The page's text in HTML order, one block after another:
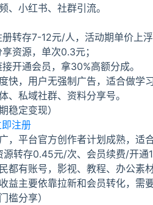
、小红书、社群引流。
转存7-12元/人，活动期单价上浮
资源，单次0.3元；
开通会员，拿30%高额分成。
快，用户无强制广告，适合做学
、私域社群、资料分享号。
稳定变现）
即注册
，平台官方创作者计划成熟，适
转存0.45元/次、会员续费/开通
都有账号，影视、教程、办公素
益主要依靠拉新和会员转化，需
槛分享）